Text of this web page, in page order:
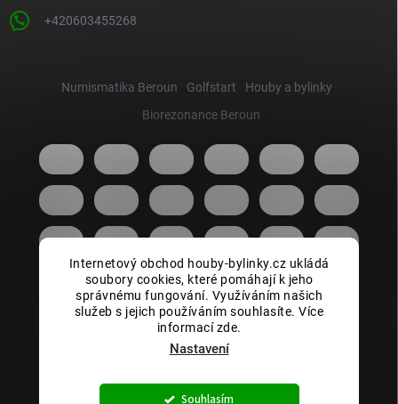
Internetový obchod houby-bylinky.cz ukládá
soubory cookies, které pomáhají k jeho
správnému fungování. Využíváním našich
služeb s jejich používáním souhlasíte. Více
informací zde.
Nastavení
Souhlasím
+420603455268
Numismatika Beroun Golfstart
Houby a bylinky
Biorezonance Beroun
Copyright 2026 . Všechna práva vyhrazena.